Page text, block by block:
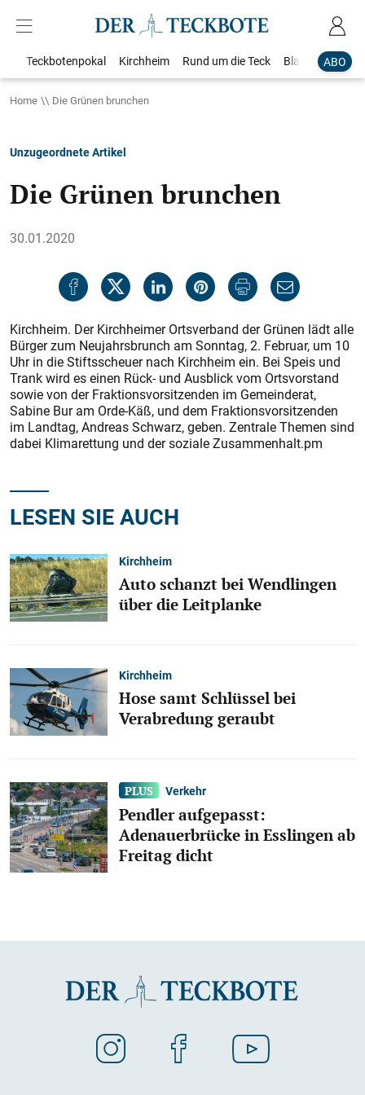
ABO
Teckbotenpokal Kirchheim Rund um die Teck Blaulicht
Home Die Grünen brunchen
Unzugeordnete Artikel
Die Grünen brunchen
30.01.2020
Kirchheim. Der Kirchheimer Ortsverband der Grünen lädt alle
Bürger zum Neujahrsbrunch am Sonntag, 2. Februar, um 10
Uhr in die Stiftsscheuer nach Kirchheim ein. Bei Speis und
Trank wird es einen Rück- und Ausblick vom Ortsvorstand
sowie von der Fraktionsvorsitzenden im Gemeinderat,
Sabine Bur am Orde-Käß, und dem Fraktionsvorsitzenden
im Landtag, Andreas Schwarz, geben. Zentrale Themen sind
dabei Klimarettung und der soziale Zusammenhalt.pm
LESEN SIE AUCH
Kirchheim
Auto schanzt bei Wendlingen
über die Leitplanke
Kirchheim
Hose samt Schlüssel bei
Verabredung geraubt
Verkehr
Pendler aufgepasst:
Adenauerbrücke in Esslingen ab
Freitag dicht